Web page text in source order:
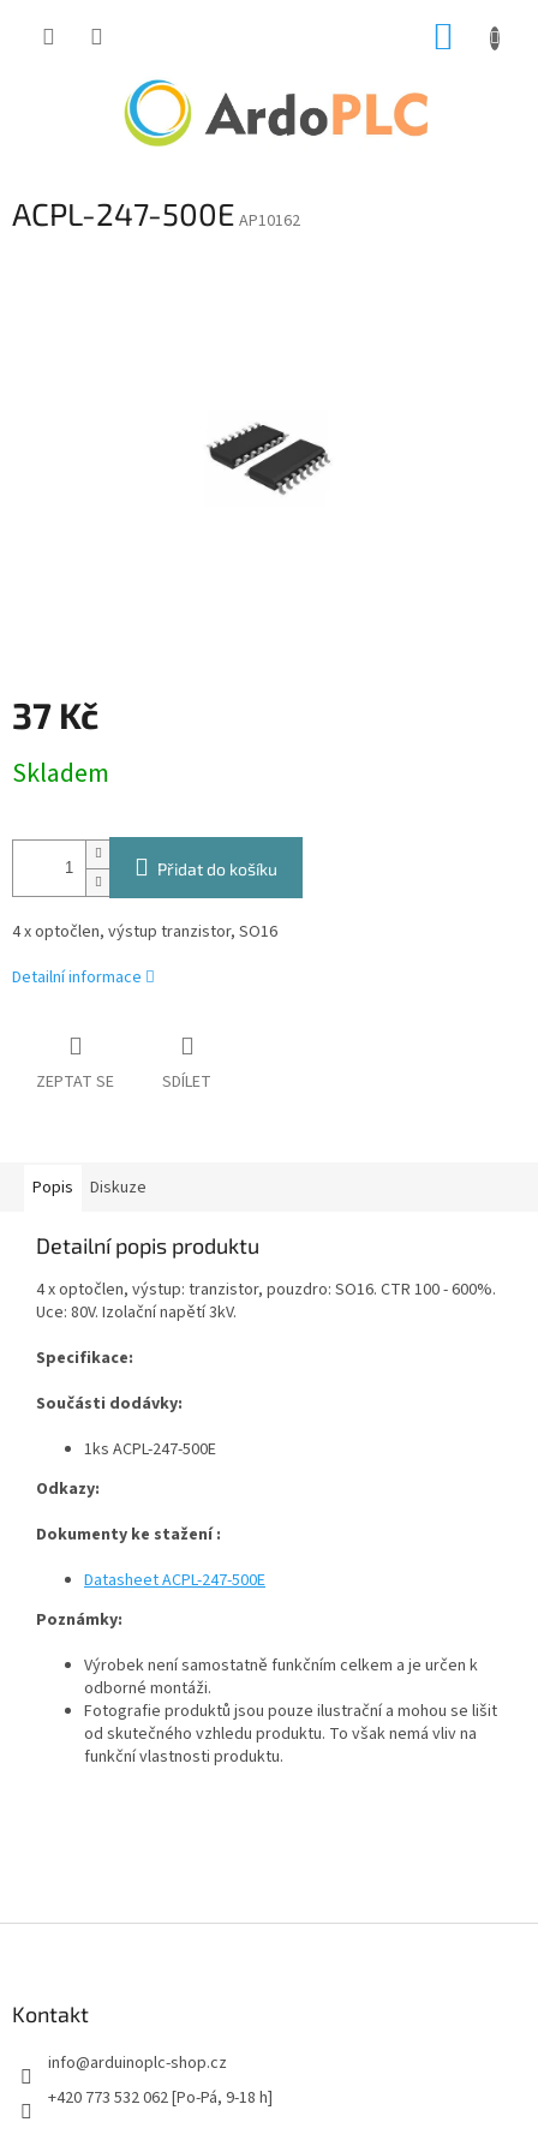
ACPL-247-500E AP10162
37 Kč
cena:
Skladem
Přidat do košíku
4 x optočlen, výstup tranzistor, SO16
Detailní informace
ZEPTAT SE SDÍLET
Popis Diskuze
Detailní popis produktu
4 x optočlen, výstup: tranzistor, pouzdro: SO16. CTR 100 - 600%.
Uce: 80V. Izolační napětí 3kV.
Specifikace:
Součásti dodávky:
1ks ACPL-247-500E
Odkazy:
Dokumenty ke stažení :
Datasheet ACPL-247-500E
Poznámky:
Výrobek není samostatně funkčním celkem a je určen k
odborné montáži.
Fotografie produktů jsou pouze ilustrační a mohou se lišit
od skutečného vzhledu produktu. To však nemá vliv na
funkční vlastnosti produktu.
Kontakt
info@arduinoplc-shop.cz
+420 773 532 062 [Po-Pá, 9-18 h]